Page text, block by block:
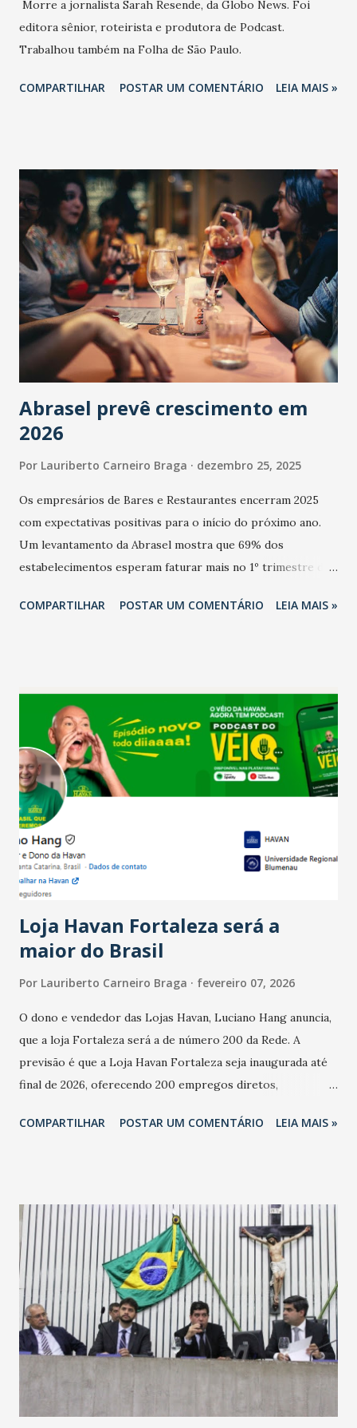
Morre a jornalista Sarah Resende, da Globo News. Foi
editora sênior, roteirista e produtora de Podcast.
Trabalhou também na Folha de São Paulo.
COMPARTILHAR POSTAR UM COMENTÁRIO LEIA MAIS »
Abrasel prevê crescimento em
2026
Por Lauriberto Carneiro Braga dezembro 25, 2025
Os empresários de Bares e Restaurantes encerram 2025
com expectativas positivas para o início do próximo ano.
Um levantamento da Abrasel mostra que 69% dos
estabelecimentos esperam faturar mais no 1º trimestre de
relação ao último trimestre deste ano, 56% também
confraternizações de fim de ano e pelo pagamento do 13º
Salário para um número maior de trabalhadores, já que o
país tem a menor taxa de desemprego dos anos recentes.
Ainda segundo a Pesquisa, em novembro de 2025, 40% dos
bares e restaurantes operaram com lucro e outros 40%
registraram equilíbrio financeiro. Já o percentual de
estabelecimentos no prejuízo ficou em 19%, pouco abaixo
do observado no mês anterior. Outros 1% não existiam em
novembro. Em relação a outubro, o faturamento também
cresceu. De acordo com a pesquisa, 44% dos n...
COMPARTILHAR POSTAR UM COMENTÁRIO LEIA MAIS »
Loja Havan Fortaleza será a
maior do Brasil
Por Lauriberto Carneiro Braga fevereiro 07, 2026
O dono e vendedor das Lojas Havan, Luciano Hang anuncia,
que a loja Fortaleza será a de número 200 da Rede. A
previsão é que a Loja Havan Fortaleza seja inaugurada até
final de 2026, oferecendo 200 empregos diretos,
Havan Fortaleza ainda não foi anunciada oficialmente, mas
COMPARTILHAR POSTAR UM COMENTÁRIO LEIA MAIS »